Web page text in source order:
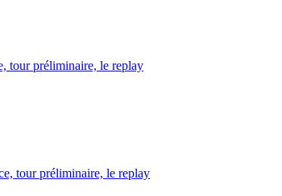
tour préliminaire, le replay
tour préliminaire, le replay